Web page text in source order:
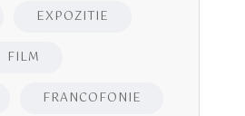
EXPOZITIE
FILM
FRANCOFONIE